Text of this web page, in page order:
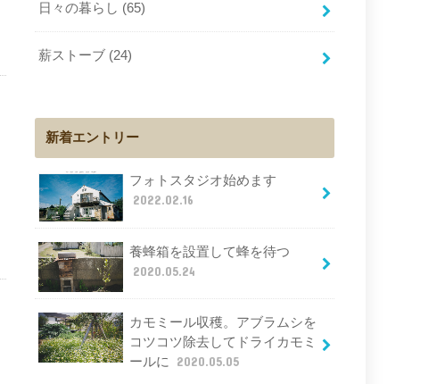
日々の暮らし (65)
薪ストーブ (24)
新着エントリー
フォトスタジオ始めます
2022.02.16
養蜂箱を設置して蜂を待つ
2020.05.24
カモミール収穫。アブラムシを
コツコツ除去してドライカモミ
ールに
2020.05.05